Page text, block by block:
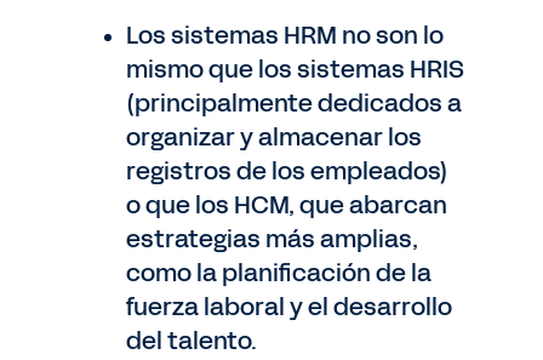
Los sistemas HRM no son lo
mismo que los sistemas HRIS
(principalmente dedicados a
organizar y almacenar los
registros de los empleados)
o que los HCM, que abarcan
estrategias más amplias,
como la planificación de la
fuerza laboral y el desarrollo
del talento.